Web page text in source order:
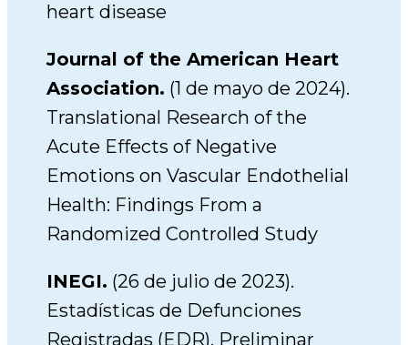
heart disease
Journal of the American Heart
Association. (1 de mayo de 2024).
Translational Research of the
Acute Effects of Negative
Emotions on Vascular Endothelial
Health: Findings From a
Randomized Controlled Study
INEGI. (26 de julio de 2023).
Estadísticas de Defunciones
Registradas (EDR). Preliminar